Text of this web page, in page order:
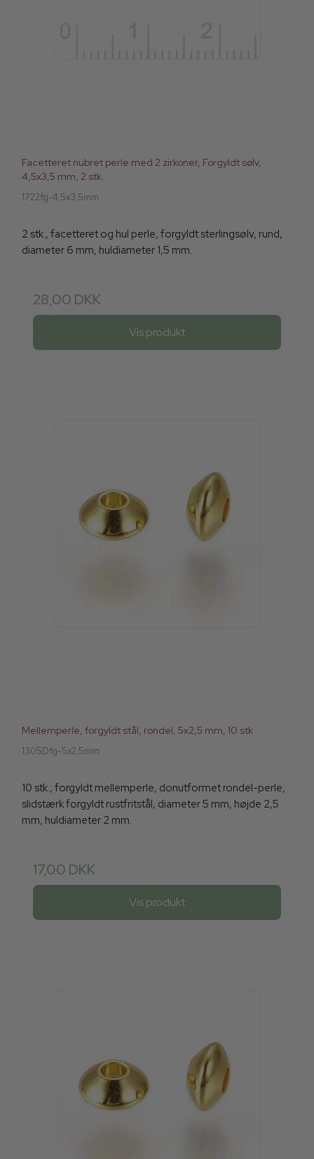
Facetteret nubret perle med 2 zirkoner, Forgyldt sølv,
4,5x3,5 mm, 2 stk.
1722fg-4.5x3.5mm
2 stk., facetteret og hul perle, forgyldt sterlingsølv, rund,
diameter 6 mm, huldiameter 1,5 mm.
28,00 DKK
Vis produkt
Mellemperle, forgyldt stål, rondel, 5x2,5 mm, 10 stk
1305Dfg-5x2.5mm
10 stk., forgyldt mellemperle, donutformet rondel-perle,
slidstærk forgyldt rustfritstål, diameter 5 mm, højde 2,5
mm, huldiameter 2 mm.
17,00 DKK
Vis produkt